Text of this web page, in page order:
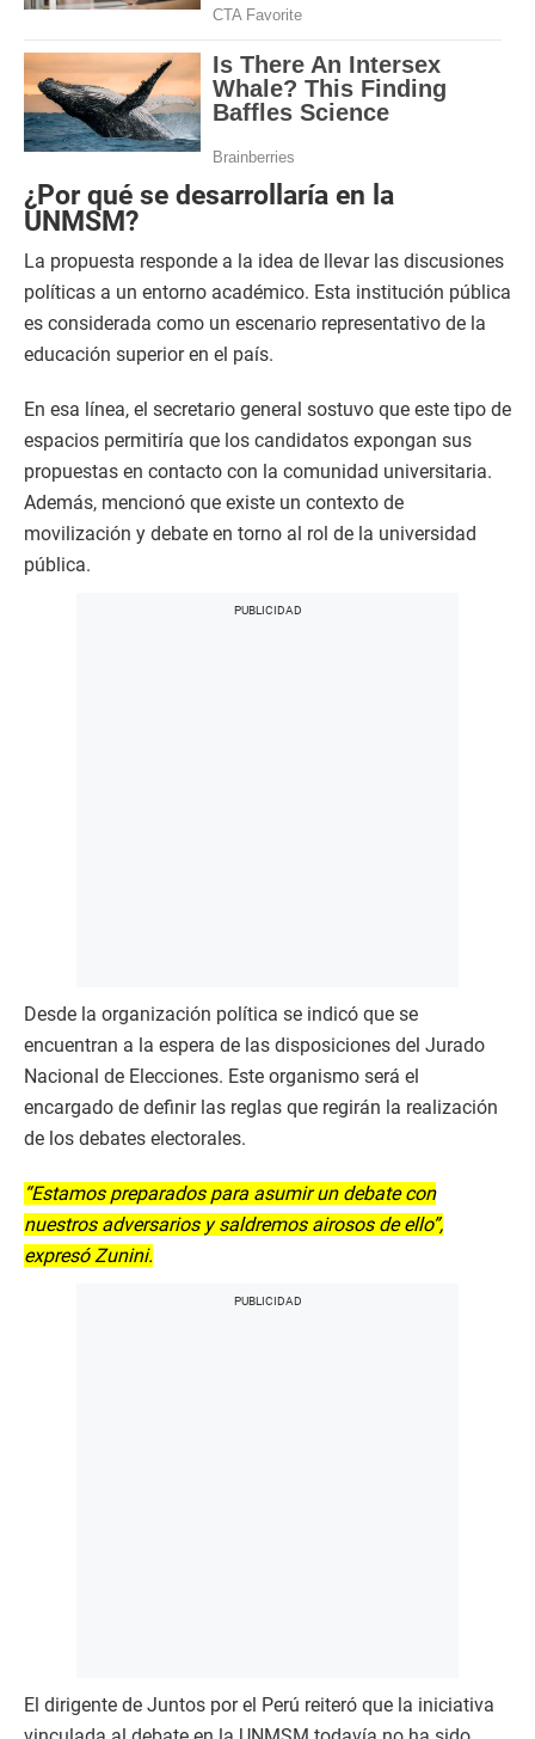
¿Por qué se desarrollaría en la
UNMSM?
La propuesta responde a la idea de llevar las discusiones
políticas a un entorno académico. Esta institución pública
es considerada como un escenario representativo de la
educación superior en el país.
En esa línea, el secretario general sostuvo que este tipo de
espacios permitiría que los candidatos expongan sus
propuestas en contacto con la comunidad universitaria.
Además, mencionó que existe un contexto de
movilización y debate en torno al rol de la universidad
pública.
Desde la organización política se indicó que se
encuentran a la espera de las disposiciones del Jurado
Nacional de Elecciones. Este organismo será el
encargado de definir las reglas que regirán la realización
de los debates electorales.
“Estamos preparados para asumir un debate con
nuestros adversarios y saldremos airosos de ello”,
expresó Zunini.
El dirigente de Juntos por el Perú reiteró que la iniciativa